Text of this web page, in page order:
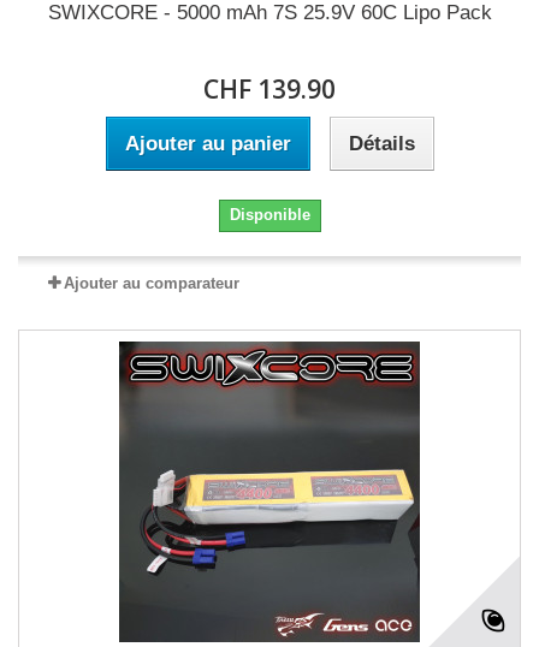
SWIXCORE - 5000 mAh 7S 25.9V 60C Lipo Pack
CHF 139.90
Ajouter au panier Détails
Disponible
Ajouter au comparateur